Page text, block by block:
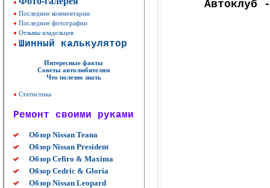
Последние комментарии
Последние фотографии
Отзывы владельцев
Шинный калькулятор
Интересные факты
Советы автолюбителям
Что полезно знать
Статистика
Ремонт своими руками
Обзор Nissan Teana
Обзор Nissan President
Обзор Cefiro & Maxima
Обзор Cedric & Gloria
Обзор Nissan Leopard
Автоклуб